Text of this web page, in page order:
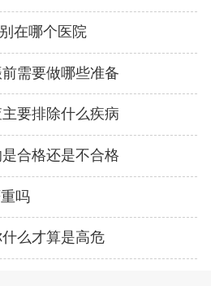
在哪个医院
需要做哪些准备
要排除什么疾病
合格还是不合格
吗
么才算是高危